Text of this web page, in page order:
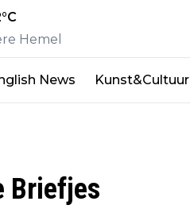
°C
Hemel
News Kunst&Cultuur
Briefjes